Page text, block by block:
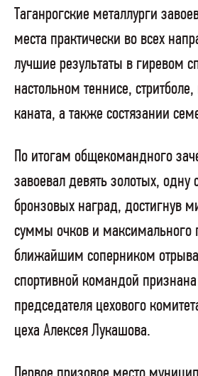
Таганрогские металлурги
места практически во всех
лучшие результаты в гиревом
настольном теннисе,
каната, а также состязании
По итогам общекомандного
завоевал девять золотых, одну
бронзовых наград, достигнув
суммы очков и максимального
ближайшим соперником
спортивной командой
председателя цехового
цеха Алексея Лукашова.